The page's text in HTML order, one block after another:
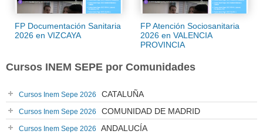
FP Documentación Sanitaria
2026 en VIZCAYA
FP Atención Sociosanitaria
2026 en VALENCIA
PROVINCIA
Cursos INEM SEPE por Comunidades
Cursos Inem Sepe 2026 CATALUÑA
Cursos Inem Sepe 2026 COMUNIDAD DE MADRID
Cursos Inem Sepe 2026 ANDALUCÍA